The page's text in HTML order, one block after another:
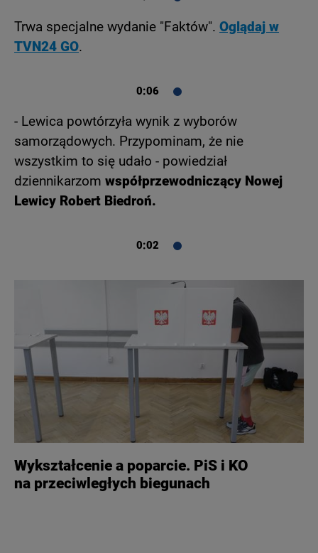
Trwa specjalne wydanie "Faktów". Oglądaj w
TVN24 GO.
0:06
- Lewica powtórzyła wynik z wyborów
samorządowych. Przypominam, że nie
wszystkim to się udało - powiedział
dziennikarzom współprzewodniczący Nowej
Lewicy Robert Biedroń.
0:02
Wykształcenie a poparcie. PiS i KO
na przeciwległych biegunach